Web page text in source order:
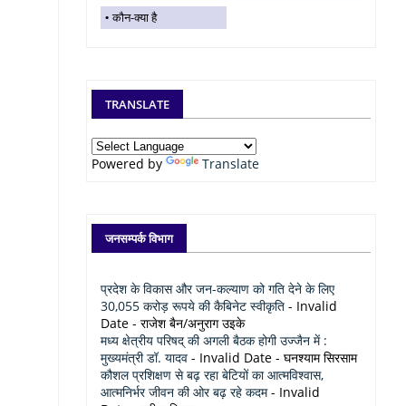
कौन-क्या है
TRANSLATE
Powered by Translate
जनसम्पर्क विभाग
प्रदेश के विकास और जन-कल्याण को गति देने के लिए
30,055 करोड़ रूपये की कैबिनेट स्वीकृति - Invalid
Date - राजेश बैन/अनुराग उइके
मध्य क्षेत्रीय परिषद् की अगली बैठक होगी उज्जैन में :
मुख्यमंत्री डॉ. यादव - Invalid Date - घनश्याम सिरसाम
कौशल प्रशिक्षण से बढ़ रहा बेटियों का आत्मविश्वास,
आत्मनिर्भर जीवन की ओर बढ़ रहे कदम- Invalid